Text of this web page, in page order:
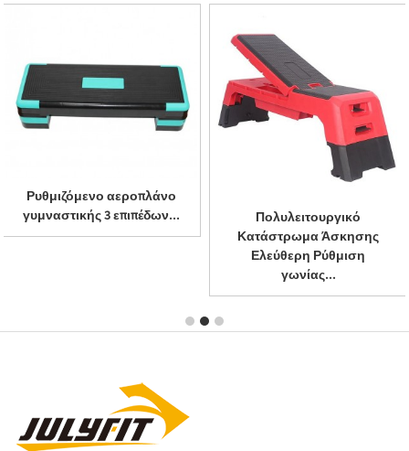
Ρυθμιζόμενο αεροπλάνο
γυμναστικής 3 επιπέδων...
Πολυλειτουργικό
Κατάστρωμα Άσκησης
Ελεύθερη Ρύθμιση
γωνίας...